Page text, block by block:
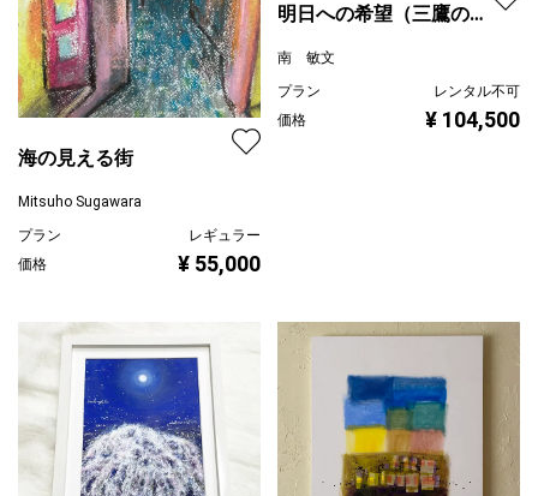
海の見える街
Mitsuho Sugawara
プラン
レギュラー
価格
¥ 55,000
明日への希望（三鷹の夕
南 敏文
プラン
レンタル不可
価格
¥ 104,500